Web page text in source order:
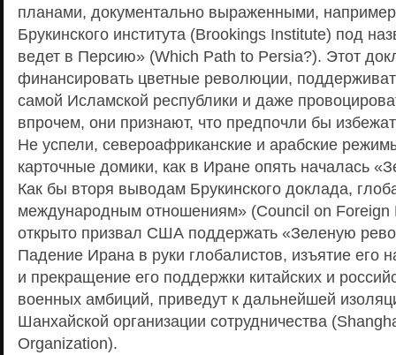
планами, документально выраженными,
Брукинского института (Brookings Institute) под
ведет в Персию» (Which Path to Persia?). Этот
финансировать цветные революции,
самой Исламской республики и даже
впрочем, они признают, что предпочли бы
Не успели, североафриканские и арабские
карточные домики, как в Иране опять началась
Как бы вторя выводам Брукинского доклада,
международным отношениям» (Council on Foreign
открыто призвал США поддержать «Зеленую
Падение Ирана в руки глобалистов, изъятие его
и прекращение его поддержки китайских и
военных амбиций, приведут к дальнейшей
Шанхайской организации сотрудничества
Organization).